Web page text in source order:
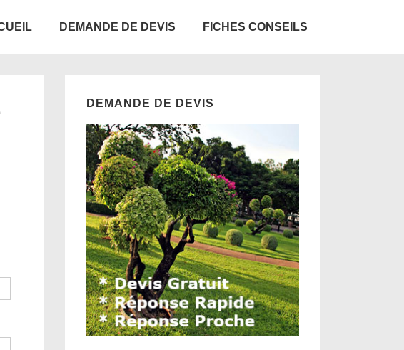
DEMANDE DE DEVIS FICHES CONSEILS
DEMANDE DE DEVIS